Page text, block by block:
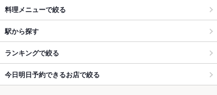
料理メニューで絞る
駅から探す
ランキングで絞る
今日明日予約できるお店で絞る